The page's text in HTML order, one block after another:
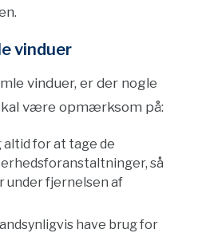
vinduer
vinduer, er der nogle
være opmærksom på:
altid for at tage de
så
under fjernelsen af
have brug for